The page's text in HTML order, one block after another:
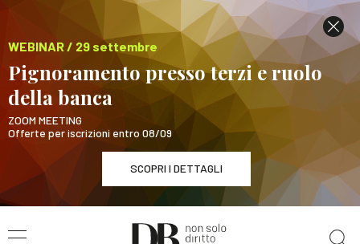
WEBINAR / 29 settembre
Pignoramento presso terzi e ruolo
della banca
ZOOM MEETING
Offerte per iscrizioni entro 08/09
SCOPRI I DETTAGLI
WEBINAR / 29 settembre